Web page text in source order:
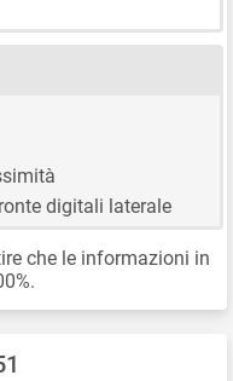
digitali laterale
che le informazioni in